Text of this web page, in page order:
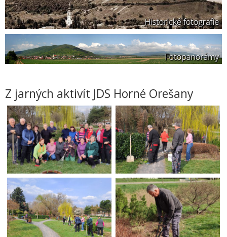
Z jarných aktivít JDS Horné Orešany